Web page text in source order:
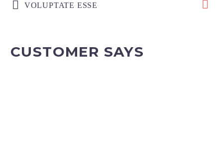
VOLUPTATE ESSE
CUSTOMER SAYS